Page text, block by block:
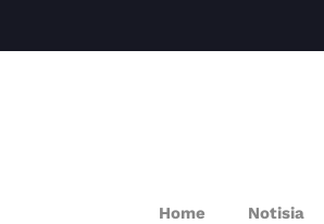
Home Notisia